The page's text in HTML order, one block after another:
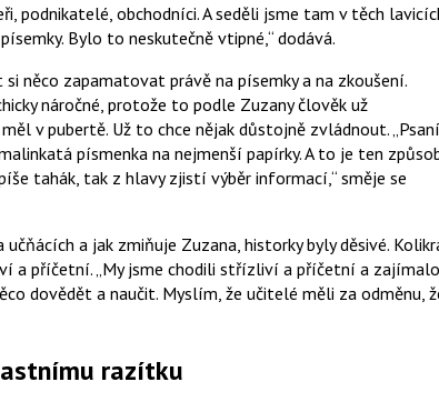
podnikatelé, obchodníci. A seděli jsme tam v těch
Bylo to neskutečně vtipné, dodává.
něco zapamatovat právě na písemky a na zkoušení.
náročné, protože to podle Zuzany člověk už
v pubertě. Už to chce nějak důstojně zvládnout. Psaní
písmenka na nejmenší papírky. A to je ten
tahák, tak z hlavy zjistí výběr informací, směje se
a jak zmiňuje Zuzana, historky byly děsivé.
a příčetní. My jsme chodili střízliví a příčetní a zajímalo
dovědět a naučit. Myslím, že učitelé měli za odměnu,
razítku